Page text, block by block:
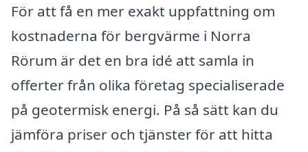
För att få en mer exakt uppfattning om
kostnaderna för bergvärme i Norra
Rörum är det en bra idé att samla in
offerter från olika företag specialiserade
på geotermisk energi. På så sätt kan du
jämföra priser och tjänster för att hitta